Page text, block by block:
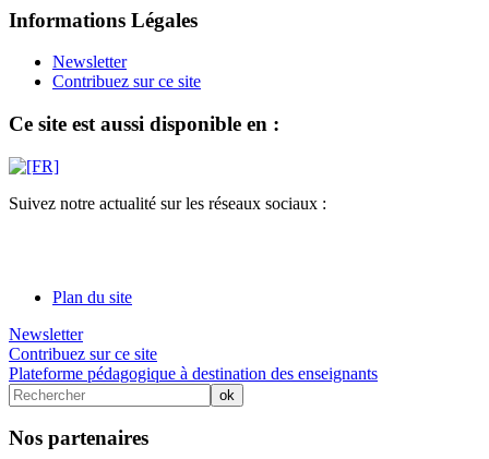
Informations Légales
Newsletter
Contribuez sur ce site
Ce site est aussi disponible en :
Suivez notre actualité sur les réseaux sociaux :
Plan du site
Newsletter
Contribuez sur ce site
Plateforme pédagogique à destination des enseignants
Nos partenaires